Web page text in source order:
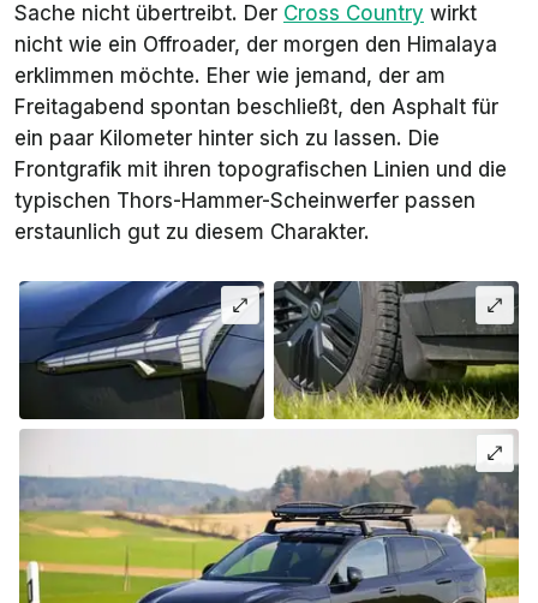
Sache nicht übertreibt. Der Cross Country wirkt
nicht wie ein Offroader, der morgen den Himalaya
erklimmen möchte. Eher wie jemand, der am
Freitagabend spontan beschließt, den Asphalt für
ein paar Kilometer hinter sich zu lassen. Die
Frontgrafik mit ihren topografischen Linien und die
typischen Thors-Hammer-Scheinwerfer passen
erstaunlich gut zu diesem Charakter.